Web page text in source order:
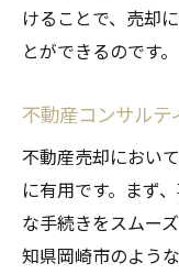
けることで、売却
とができるのです。
不動産コンサルテ
不動産売却におい
に有用です。まず
な手続きをスムー
知県岡崎市のよう